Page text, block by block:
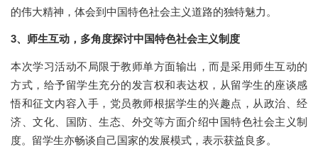
的伟大精神，体会到中国特色社会主义道路的独特魅力。
3、师生互动，多角度探讨中国特色社会主义制度
本次学习活动不局限于教师单方面输出，而是采用师生互动的
方式，给予留学生充分的发言权和表达权，从留学生的座谈感
悟和征文内容入手，党员教师根据学生的兴趣点，从政治、经
济、文化、国防、生态、外交等方面介绍中国特色社会主义制
度。留学生亦畅谈自己国家的发展模式，表示获益良多。